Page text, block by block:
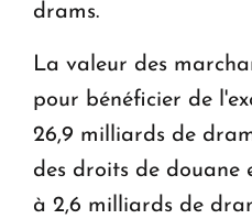
drams.
La valeur des
pour bénéficier de
26,9 milliards de
des droits de douane
à 2,6 milliards de